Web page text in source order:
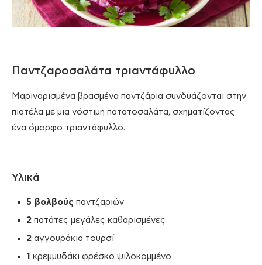
Παντζαροσαλάτα τριαντάφυλλο
Μαριναρισμένα βρασμένα παντζάρια συνδυάζονται στην
πιατέλα με μια νόστιμη πατατοσαλάτα, σχηματίζοντας
ένα όμορφο τριαντάφυλλο.
Υλικά
5 βολβούς παντζαριών
2 πατάτες μεγάλες καθαρισμένες
2 αγγουράκια τουρσί
1 κρεμμυδάκι φρέσκο ψιλοκομμένο